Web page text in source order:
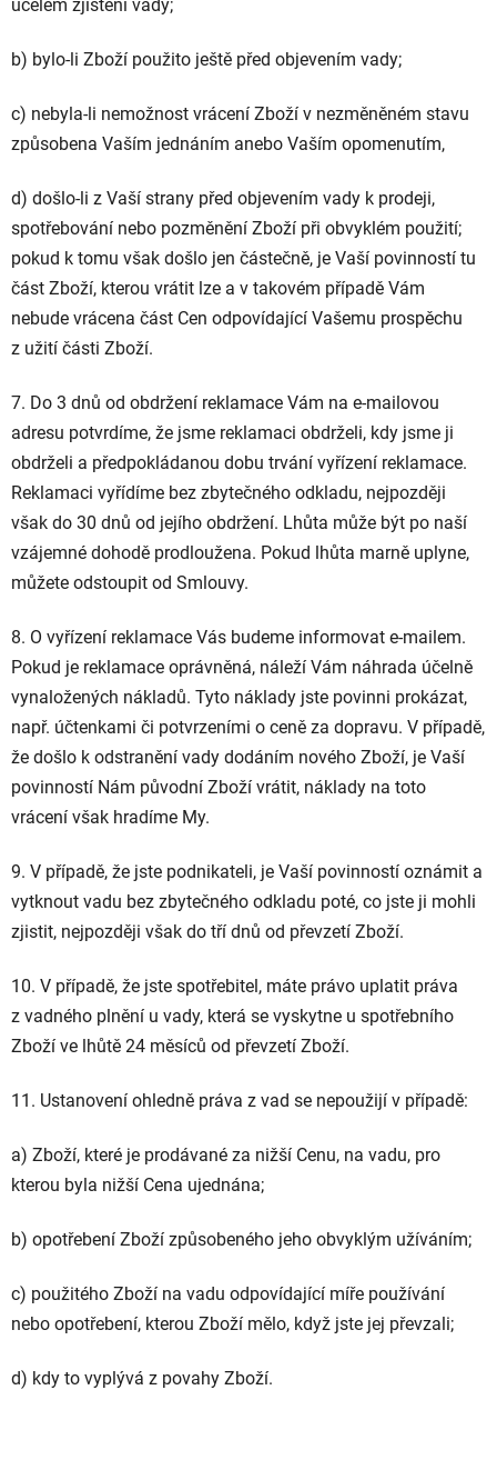
účelem zjištění vady;
b) bylo-li Zboží použito ještě před objevením vady;
c) nebyla-li nemožnost vrácení Zboží v nezměněném stavu
způsobena Vaším jednáním anebo Vaším opomenutím,
d) došlo-li z Vaší strany před objevením vady k prodeji,
spotřebování nebo pozměnění Zboží při obvyklém použití;
pokud k tomu však došlo jen částečně, je Vaší povinností tu
část Zboží, kterou vrátit lze a v takovém případě Vám
nebude vrácena část Cen odpovídající Vašemu prospěchu
z užití části Zboží.
7. Do 3 dnů od obdržení reklamace Vám na e-mailovou
adresu potvrdíme, že jsme reklamaci obdrželi, kdy jsme ji
obdrželi a předpokládanou dobu trvání vyřízení reklamace.
Reklamaci vyřídíme bez zbytečného odkladu, nejpozději
však do 30 dnů od jejího obdržení. Lhůta může být po naší
vzájemné dohodě prodloužena. Pokud lhůta marně uplyne,
můžete odstoupit od Smlouvy.
8. O vyřízení reklamace Vás budeme informovat e-mailem.
Pokud je reklamace oprávněná, náleží Vám náhrada účelně
vynaložených nákladů. Tyto náklady jste povinni prokázat,
např. účtenkami či potvrzeními o ceně za dopravu. V případě,
že došlo k odstranění vady dodáním nového Zboží, je Vaší
povinností Nám původní Zboží vrátit, náklady na toto
vrácení však hradíme My.
9. V případě, že jste podnikateli, je Vaší povinností oznámit a
vytknout vadu bez zbytečného odkladu poté, co jste ji mohli
zjistit, nejpozději však do tří dnů od převzetí Zboží.
10. V případě, že jste spotřebitel, máte právo uplatit práva
z vadného plnění u vady, která se vyskytne u spotřebního
Zboží ve lhůtě 24 měsíců od převzetí Zboží.
11. Ustanovení ohledně práva z vad se nepoužijí v případě:
a) Zboží, které je prodávané za nižší Cenu, na vadu, pro
kterou byla nižší Cena ujednána;
b) opotřebení Zboží způsobeného jeho obvyklým užíváním;
c) použitého Zboží na vadu odpovídající míře používání
nebo opotřebení, kterou Zboží mělo, když jste jej převzali;
d) kdy to vyplývá z povahy Zboží.